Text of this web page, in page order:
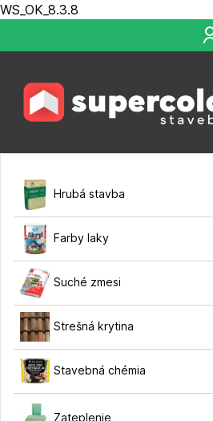
WS_OK_8.3.8
Hrubá stavba
Farby laky
Suché zmesi
Strešná krytina
Stavebná chémia
Zateplenie